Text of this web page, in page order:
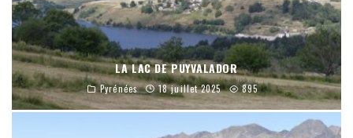
LA LAC DE PUYVALADOR
Pyrénées 18 juillet 2025 895